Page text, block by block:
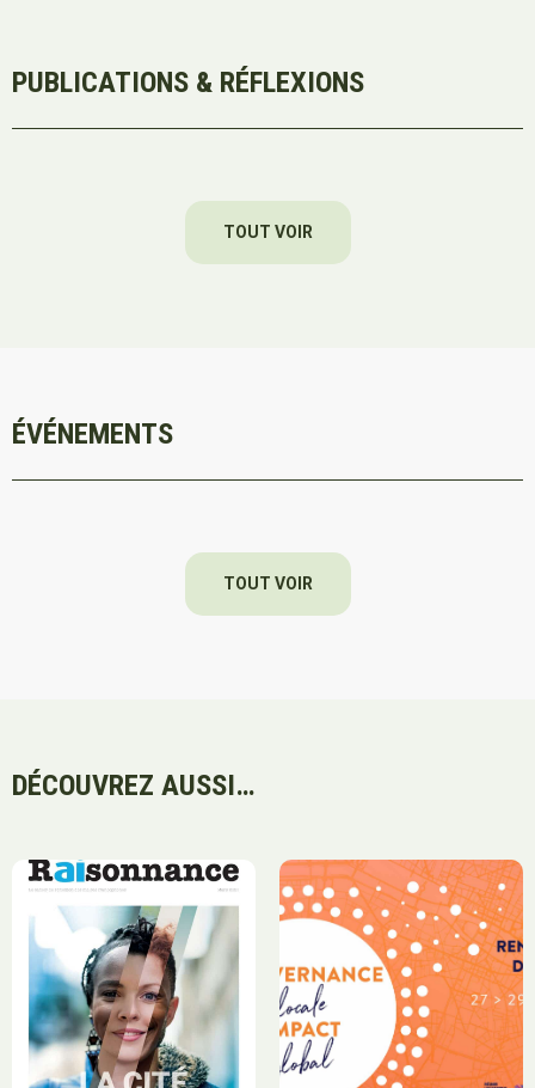
PUBLICATIONS & RÉFLEXIONS
TOUT VOIR
ÉVÉNEMENTS
TOUT VOIR
DÉCOUVREZ AUSSI…